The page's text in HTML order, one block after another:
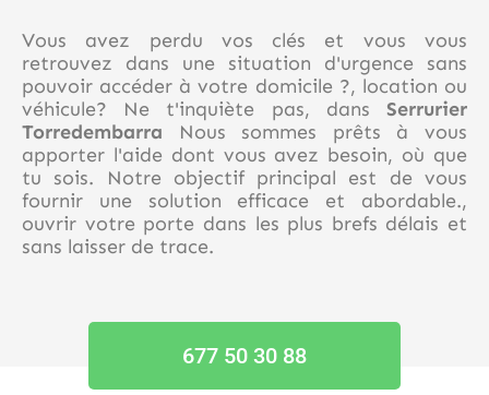
Vous avez perdu vos clés et vous vous
retrouvez dans une situation d'urgence sans
pouvoir accéder à votre domicile ?, location ou
véhicule? Ne t'inquiète pas, dans Serrurier
Torredembarra Nous sommes prêts à vous
apporter l'aide dont vous avez besoin, où que
tu sois. Notre objectif principal est de vous
fournir une solution efficace et abordable.,
ouvrir votre porte dans les plus brefs délais et
sans laisser de trace.
677 50 30 88